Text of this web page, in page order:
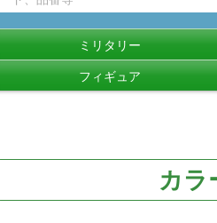
ミリタリー
フィギュア
カラ